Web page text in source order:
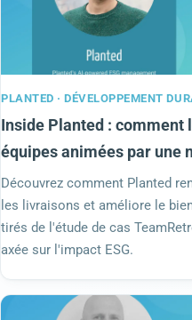
PLANTED · DÉVELOPPEMENT
Inside Planted :
équipes animées par une
Découvrez comment Planted
les livraisons et améliore le
tirés de l'étude de cas
axée sur l'impact ESG.